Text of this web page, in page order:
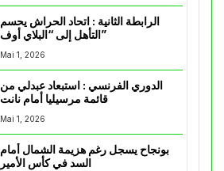
الرابطة الثانية : اتحاد الحراش يحسم
التأهل إلى “البلاي أوف”
Mai 1, 2026
الدوري الفرنسي : استبعاد عبدلي من
قائمة مرسيليا أمام نانت
Mai 1, 2026
بونجاح يسجل رغم هزيمة الشمال أمام
السد في كأس الأمير